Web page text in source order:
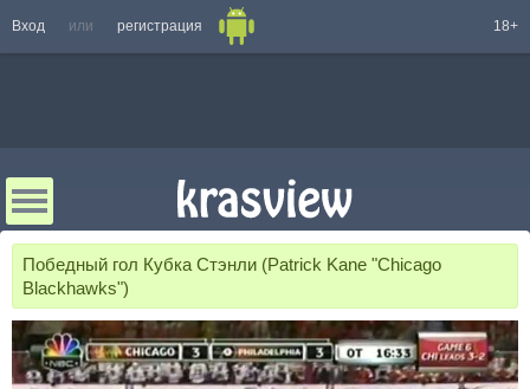
Вход или регистрация 18+
Победный гол Кубка Стэнли (Patrick Kane "Chicago
Blackhawks")